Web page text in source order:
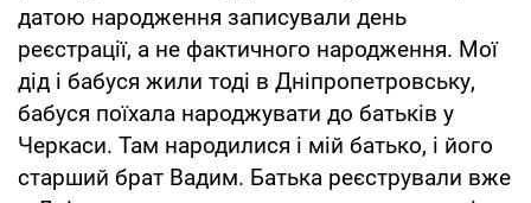
датою народження записували день
реєстрації, а не фактичного народження. Мої
дід і бабуся жили тоді в Дніпропетровську,
бабуся поїхала народжувати до батьків у
Черкаси. Там народилися і мій батько, і його
старший брат Вадим. Батька реєстрували вже